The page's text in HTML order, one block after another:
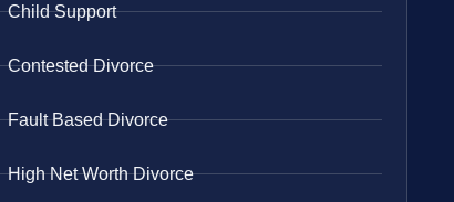
Child Support
Contested Divorce
Fault Based Divorce
High Net Worth Divorce